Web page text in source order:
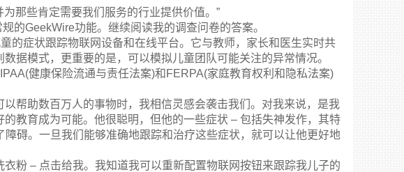
那些肯定需要我们服务的行业提供价值。”
的GeekWire功能。继续阅读我的调查问卷的答案。
的症状跟踪物联网设备和在线平台。它与教师，家长和医生实时共
据模式，更重要的是，可以模拟儿童团队可能关注的异常情况。
健康保险流通与责任法案)和FERPA(家庭教育权利和隐私法案)
帮助数百万人的事物时，我相信灵感会袭击我们。对我来说，是我
教育成为可能。他很聪明，但他的一些症状 – 包括失神发作，其特
碍。一旦我们能够准确地跟踪和治疗这些症状，就可以让他更好地
粉 – 点击给我。我知道我可以重新配置物联网按钮来跟踪我儿子的